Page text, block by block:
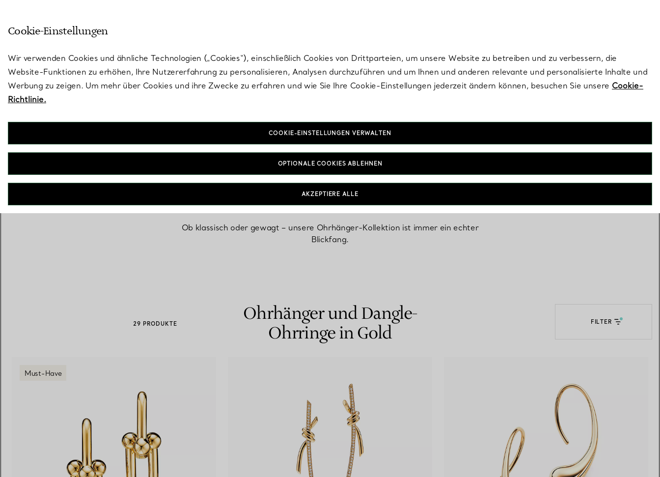
mit einem Tiffany-Diamantenexperten.
Ohrhänger und Dangle-
Ohrringe
Ob klassisch oder gewagt – unsere Ohrhänger-Kollektion ist immer ein echter
Blickfang.
29 PRODUKTE
Ohrhänger und Dangle-
Ohrringe in Gold
FILTER
Must-Have
Cookie-Einstellungen
Wir verwenden Cookies und ähnliche Technologien („Cookies“), einschließlich Cookies von Drittparteien, um unsere Website zu betreiben und zu verbessern, die
Website-Funktionen zu erhöhen, Ihre Nutzererfahrung zu personalisieren, Analysen durchzuführen und um Ihnen und anderen relevante und personalisierte Inhalte und
Werbung zu zeigen. Um mehr über Cookies und ihre Zwecke zu erfahren und wie Sie Ihre Cookie-Einstellungen jederzeit ändern können, besuchen Sie unsere Cookie-
Richtlinie.
COOKIE-EINSTELLUNGEN VERWALTEN
OPTIONALE COOKIES ABLEHNEN
AKZEPTIERE ALLE